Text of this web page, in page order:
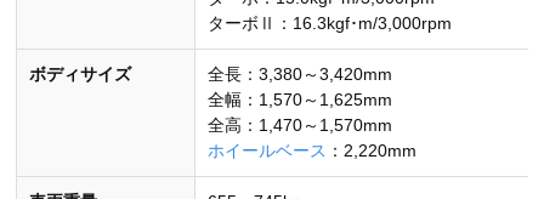
ターボⅡ：16.3kgf･m/3,000rpm
ボディサイズ
全長：3,380～3,420mm
全幅：1,570～1,625mm
全高：1,470～1,570mm
ホイールベース ：2,220mm